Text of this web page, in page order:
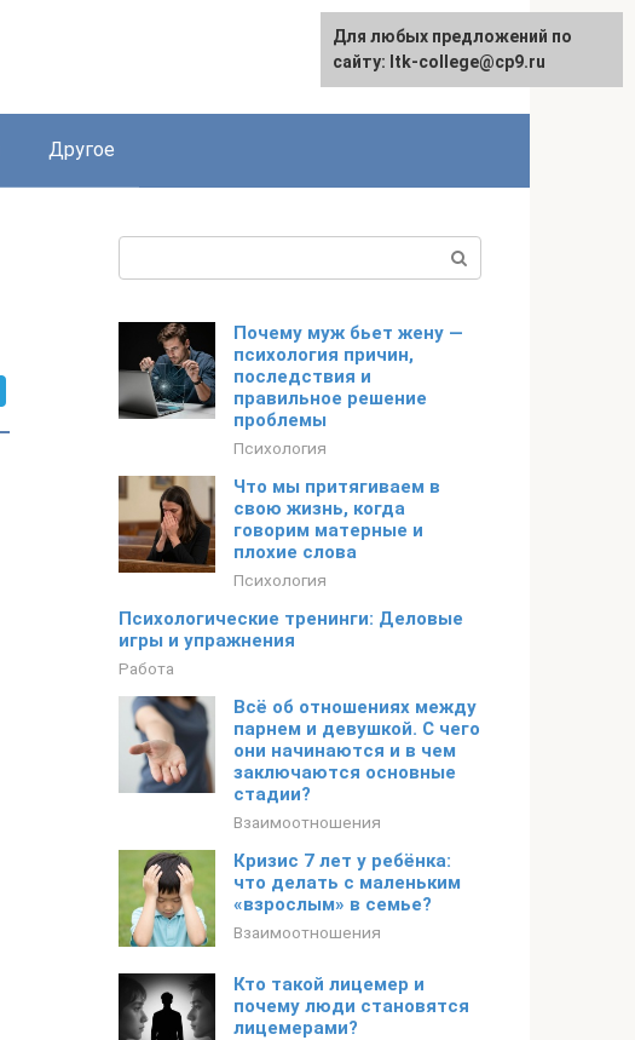
Другое
Почему муж бьет жену —
психология причин,
последствия и
правильное решение
проблемы
Психология
Что мы притягиваем в
свою жизнь, когда
говорим матерные и
плохие слова
Психология
Психологические тренинги: Деловые
игры и упражнения
Работа
Всё об отношениях между
парнем и девушкой. С чего
они начинаются и в чем
заключаются основные
стадии?
Взаимоотношения
Кризис 7 лет у ребёнка:
что делать с маленьким
«взрослым» в семье?
Взаимоотношения
Кто такой лицемер и
почему люди становятся
лицемерами?
Для любых предложений по
сайту: ltk-college@cp9.ru